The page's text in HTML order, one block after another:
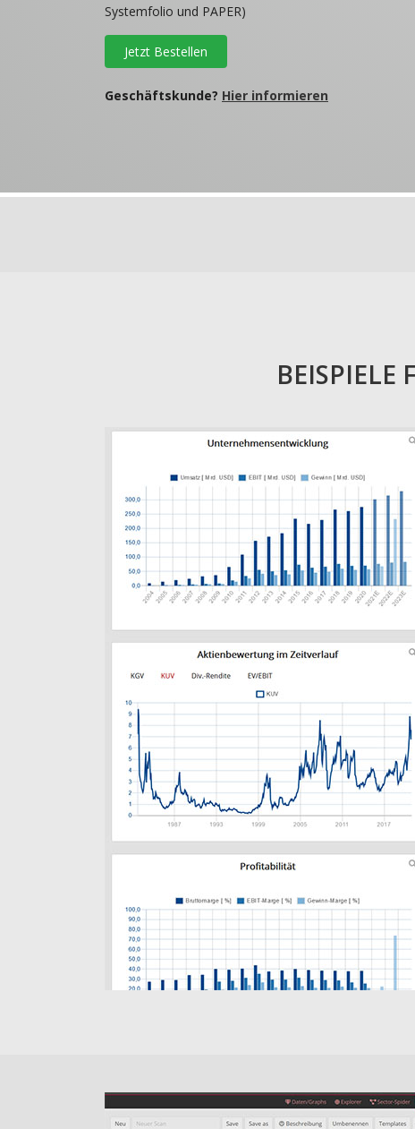
Systemfolio und PAPER)
Jetzt Bestellen
Geschäftskunde? Hier informieren
BEISPIELE